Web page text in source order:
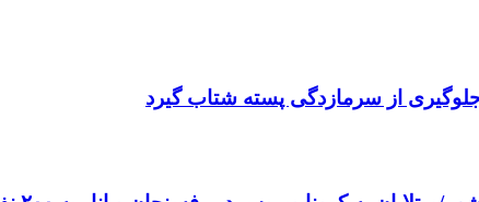
از سرمازدگی پسته شتاب گیرد